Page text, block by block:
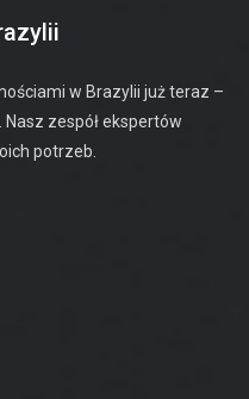
w Brazylii już teraz –
zespół ekspertów
potrzeb.